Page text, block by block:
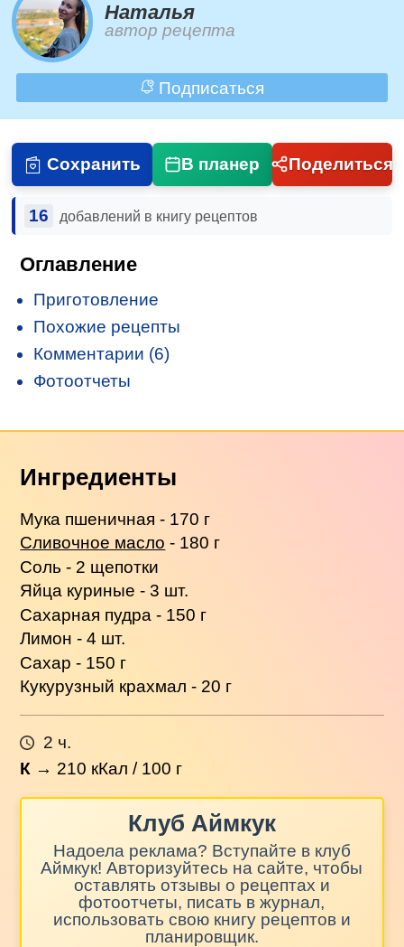
Наталья
автор рецепта
Подписаться
Сохранить В планер Поделиться
16 добавлений в книгу рецептов
Оглавление
Приготовление
Похожие рецепты
Комментарии (6)
Фотоотчеты
Ингредиенты
Мука пшеничная - 170 г
Сливочное масло - 180 г
Соль - 2 щепотки
Яйца куриные - 3 шт.
Сахарная пудра - 150 г
Лимон - 4 шт.
Сахар - 150 г
Кукурузный крахмал - 20 г
2 ч.
К → 210 кКал / 100 г
Клуб Аймкук
Надоела реклама? Вступайте в клуб
Аймкук! Авторизуйтесь на сайте, чтобы
оставлять отзывы о рецептах и
фотоотчеты, писать в журнал,
использовать свою книгу рецептов и
планировщик.